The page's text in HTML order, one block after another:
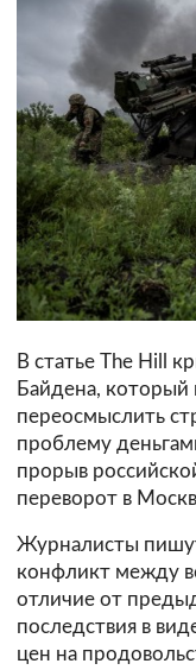
В статье The Hill
Байдена, который
переосмыслить
проблему
прорыв
переворот в
Журналисты
конфликт между
отличие от
последствия в
цен на